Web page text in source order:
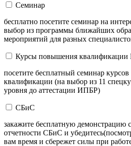
Семинар
бесплатно посетите семинар на
выбор из программы ближайших
мероприятий для разных
Курсы повышения
посетите бесплатный семинар
квалификации (на выбор из 11
уровня до аттестации ИПБР)
СБиС
закажите бесплатную демонстрацию
отчетности СБиС и
вам время и сбережет силы при